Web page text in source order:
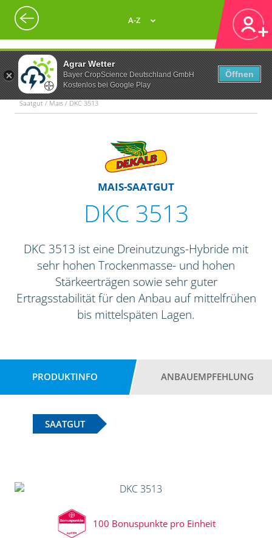
Agrar Wetter
Bayer CropScience Deutschland GmbH
Kostenlos bei Google Play
Öffnen
A-Z
Saatgut / Mais / DKC 3513
MAIS-SAATGUT
DKC 3513
DKC 3513 ist eine Dreinutzungs-Hybride mit
sehr hohen Trockenmasse- und hohen
Stärkeerträgen sowie sehr guter
Ertragsstabilität für den Anbau auf mittelfrühen
bis mittelspäten Lagen.
PRODUKTINFO ANBAUEMPFEHLUNG
SAATGUT
100 Bonuspunkte pro Einheit